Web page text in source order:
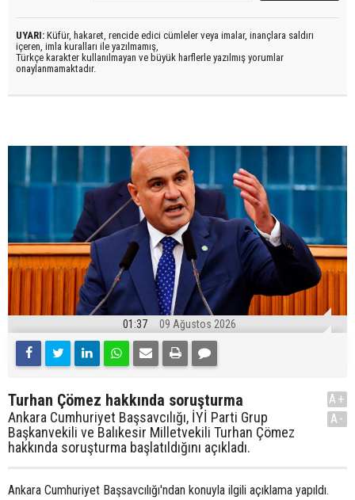
UYARI: Küfür, hakaret, rencide edici cümleler veya imalar, inançlara saldırı
içeren, imla kuralları ile yazılmamış,
Türkçe karakter kullanılmayan ve büyük harflerle yazılmış yorumlar
onaylanmamaktadır.
01:37 09 Ağustos 2026
Turhan Çömez hakkında soruşturma
Ankara Cumhuriyet Başsavcılığı, İYİ Parti Grup
Başkanvekili ve Balıkesir Milletvekili Turhan Çömez
hakkında soruşturma başlatıldığını açıkladı.
A+
A-
Ankara Cumhuriyet Başsavcılığı'ndan konuyla ilgili açıklama yapıldı.